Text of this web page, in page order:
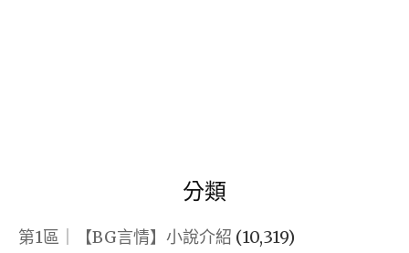
分類
第1區｜【BG言情】小說介紹 (10,319)